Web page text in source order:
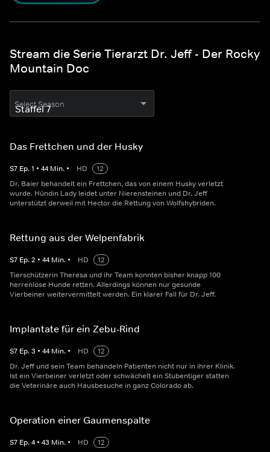
Stream die Serie Tierarzt Dr. Jeff - Der Rocky
Mountain Doc
Select Season
Das Frettchen und der Husky
S7 Ep.1 • 44 Min. • HD
12
Dr. Baier behandelt ein Frettchen, das von einem Husky verletzt
wurde. Hündin Lady leidet unter Nierensteinen und Dr. Jeff
unterstützt derweil mit Hector die Rettung von Wolfshybriden.
Rettung aus der Welpenfabrik
S7 Ep.2 • 44 Min. • HD
12
Tierschützerin Theresa und ihr Team konnten bisher knapp 100
herrenlose Hunde retten. Allerdings können nur gesunde
Vierbeiner weitervermittelt werden. Ein klarer Fall für Dr. Jeff.
Implantate für ein Zebu-Rind
S7 Ep.3 • 44 Min. • HD
12
Dr. Jeff und sein Team behandeln Patienten nicht nur in ihrer Klinik.
Ist ein Vierbeiner verletzt oder schwächelt ein Stubentiger statten
die Veterinäre auch Hausbesuche in ganz Colorado ab.
Operation einer Gaumenspalte
S7 Ep.4 • 43 Min. • HD
12